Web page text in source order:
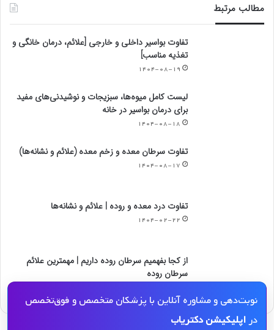
مطالب مرتبط
تفاوت بواسیر داخلی و خارجی [علائم، درمان خانگی و
تغذیه مناسب]
۱۴۰۴-۰۸-۱۹
لیست کامل میوه‌ها، سبزیجات و نوشیدنی‌های مفید
برای درمان بواسیر در خانه
۱۴۰۴-۰۸-۱۸
تفاوت سرطان معده و زخم معده (علائم و نشانه‌ها)
۱۴۰۴-۰۸-۱۷
تفاوت درد معده و روده | علائم و نشانه‌ها
۱۴۰۴-۰۲-۲۲
از کجا بفهمیم سرطان روده داریم | مهمترین علائم
سرطان روده
نوبت‌دهی و مشاوره آنلاین با پزشکان متخصص و فوق‌تخصص
دراپلیکیشن دکتریاب